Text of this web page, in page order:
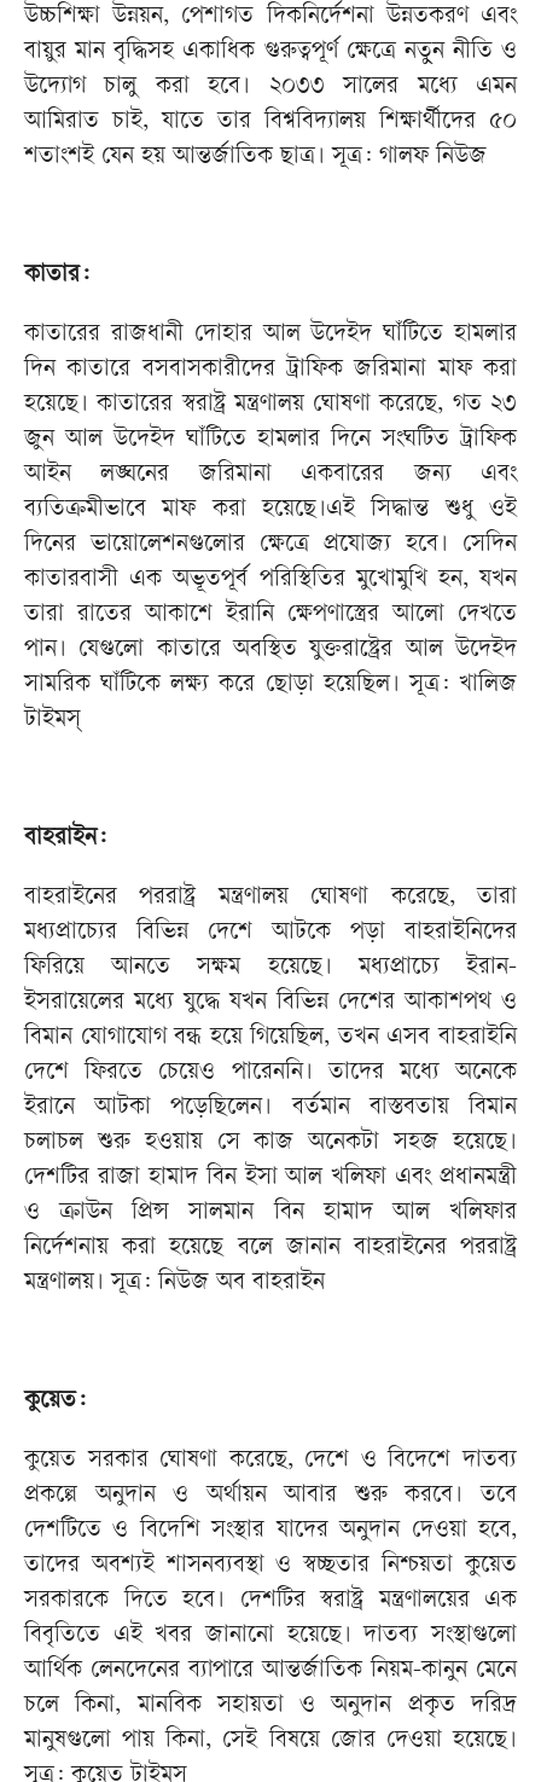
উচ্চশিক্ষা উন্নয়ন, পেশাগত দিকনির্দেশনা উন্নতকরণ এবং
বায়ুর মান বৃদ্ধিসহ একাধিক গুরুত্বপূর্ণ ক্ষেত্রে নতুন নীতি ও
উদ্যোগ চালু করা হবে। ২০৩৩ সালের মধ্যে এমন
আমিরাত চাই, যাতে তার বিশ্ববিদ্যালয় শিক্ষার্থীদের ৫০
শতাংশই যেন হয় আন্তর্জাতিক ছাত্র। সূত্র: গালফ নিউজ
কাতার:
কাতারের রাজধানী দোহার আল উদেইদ ঘাঁটিতে হামলার
দিন কাতারে বসবাসকারীদের ট্রাফিক জরিমানা মাফ করা
হয়েছে। কাতারের স্বরাষ্ট্র মন্ত্রণালয় ঘোষণা করেছে, গত ২৩
জুন আল উদেইদ ঘাঁটিতে হামলার দিনে সংঘটিত ট্রাফিক
আইন লঙ্ঘনের জরিমানা একবারের জন্য এবং
ব্যতিক্রমীভাবে মাফ করা হয়েছে।এই সিদ্ধান্ত শুধু ওই
দিনের ভায়োলেশনগুলোর ক্ষেত্রে প্রযোজ্য হবে। সেদিন
কাতারবাসী এক অভূতপূর্ব পরিস্থিতির মুখোমুখি হন, যখন
তারা রাতের আকাশে ইরানি ক্ষেপণাস্ত্রের আলো দেখতে
পান। যেগুলো কাতারে অবস্থিত যুক্তরাষ্ট্রের আল উদেইদ
সামরিক ঘাঁটিকে লক্ষ্য করে ছোড়া হয়েছিল। সূত্র: খালিজ
টাইমস্
বাহরাইন:
বাহরাইনের পররাষ্ট্র মন্ত্রণালয় ঘোষণা করেছে, তারা
মধ্যপ্রাচ্যের বিভিন্ন দেশে আটকে পড়া বাহরাইনিদের
ফিরিয়ে আনতে সক্ষম হয়েছে। মধ্যপ্রাচ্যে ইরান-
ইসরায়েলের মধ্যে যুদ্ধে যখন বিভিন্ন দেশের আকাশপথ ও
বিমান যোগাযোগ বন্ধ হয়ে গিয়েছিল, তখন এসব বাহরাইনি
দেশে ফিরতে চেয়েও পারেননি। তাদের মধ্যে অনেকে
ইরানে আটকা পড়েছিলেন। বর্তমান বাস্তবতায় বিমান
চলাচল শুরু হওয়ায় সে কাজ অনেকটা সহজ হয়েছে।
দেশটির রাজা হামাদ বিন ইসা আল খলিফা এবং প্রধানমন্ত্রী
ও ক্রাউন প্রিন্স সালমান বিন হামাদ আল খলিফার
নির্দেশনায় করা হয়েছে বলে জানান বাহরাইনের পররাষ্ট্র
মন্ত্রণালয়। সূত্র: নিউজ অব বাহরাইন
কুয়েত:
কুয়েত সরকার ঘোষণা করেছে, দেশে ও বিদেশে দাতব্য
প্রকল্পে অনুদান ও অর্থায়ন আবার শুরু করবে। তবে
দেশটিতে ও বিদেশি সংস্থার যাদের অনুদান দেওয়া হবে,
তাদের অবশ্যই শাসনব্যবস্থা ও স্বচ্ছতার নিশ্চয়তা কুয়েত
সরকারকে দিতে হবে। দেশটির স্বরাষ্ট্র মন্ত্রণালয়ের এক
বিবৃতিতে এই খবর জানানো হয়েছে। দাতব্য সংস্থাগুলো
আর্থিক লেনদেনের ব্যাপারে আন্তর্জাতিক নিয়ম-কানুন মেনে
চলে কিনা, মানবিক সহায়তা ও অনুদান প্রকৃত দরিদ্র
মানুষগুলো পায় কিনা, সেই বিষয়ে জোর দেওয়া হয়েছে।
সূত্র: কুয়েত টাইমস